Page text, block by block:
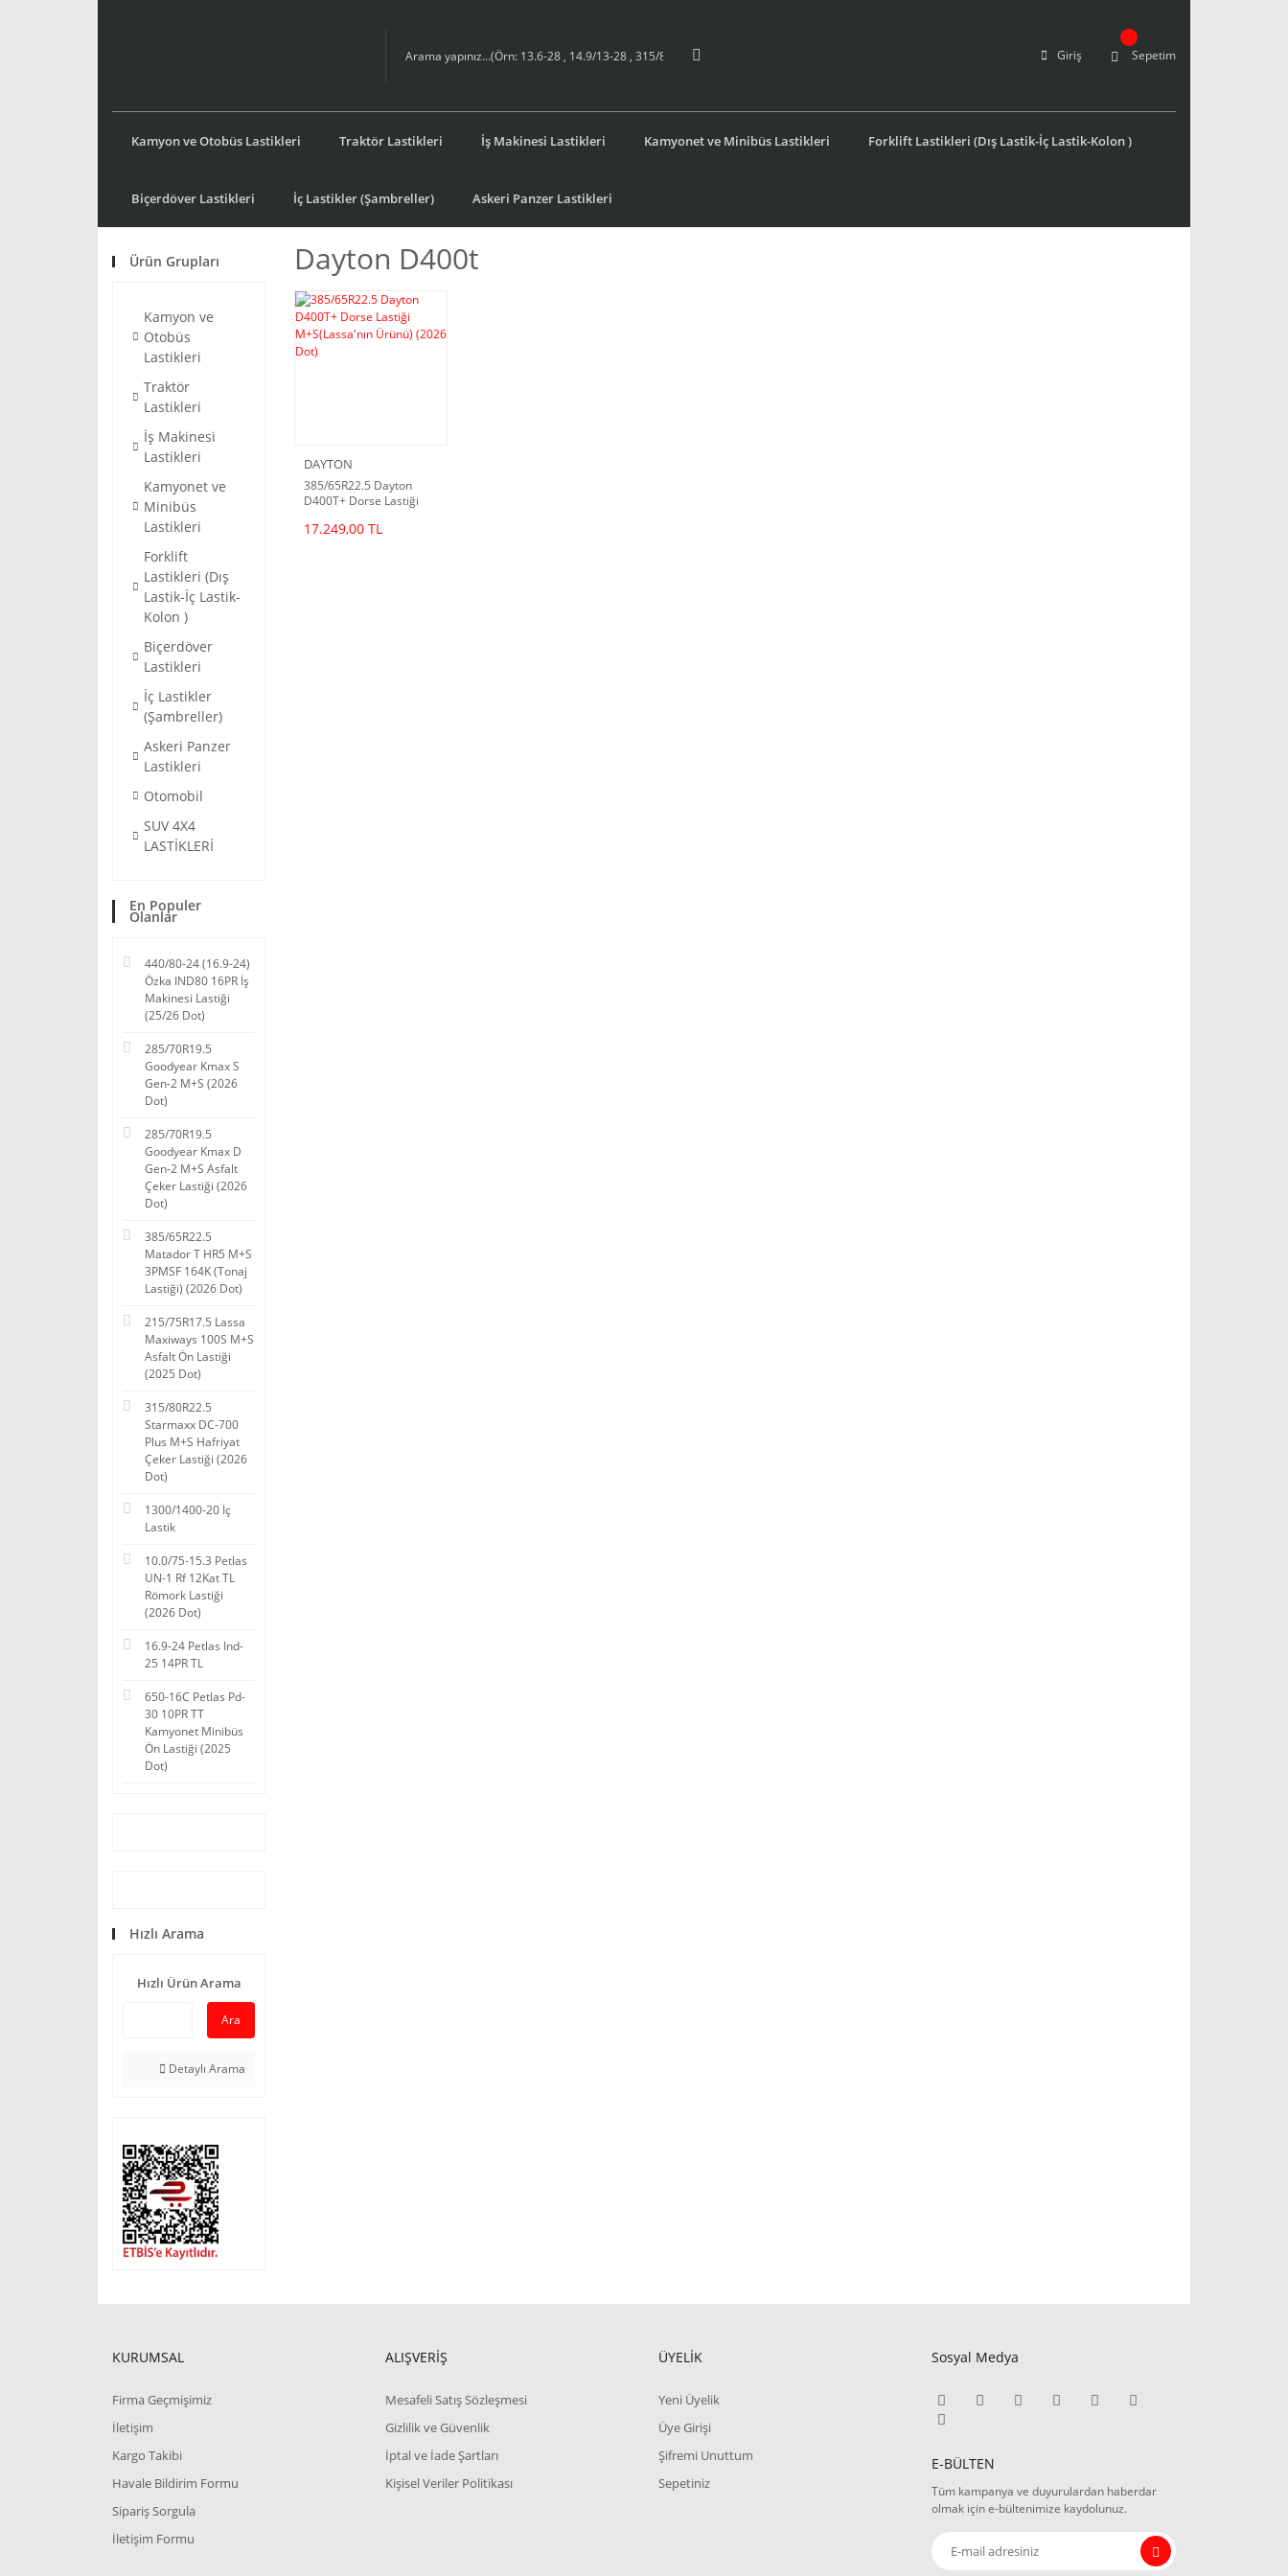
Giriş Sepetim
Kamyon ve Otobüs Lastikleri Traktör Lastikleri İş Makinesi Lastikleri Kamyonet ve Minibüs Lastikleri Forklift Lastikleri (Dış Lastik-İç Lastik-Kolon )
Biçerdöver Lastikleri İç Lastikler (Şambreller) Askeri Panzer Lastikleri
Ürün Grupları
Kamyon ve
Otobüs
Lastikleri
Traktör
Lastikleri
İş Makinesi
Lastikleri
Kamyonet ve
Minibüs
Lastikleri
Forklift
Lastikleri (Dış
Lastik-İç Lastik-
Kolon )
Biçerdöver
Lastikleri
İç Lastikler
(Şambreller)
Askeri Panzer
Lastikleri
Otomobil
SUV 4X4
LASTİKLERİ
En Populer
Olanlar
440/80-24 (16.9-24)
Özka IND80 16PR İş
Makinesi Lastiği
(25/26 Dot)
285/70R19.5
Goodyear Kmax S
Gen-2 M+S (2026
Dot)
285/70R19.5
Goodyear Kmax D
Gen-2 M+S Asfalt
Çeker Lastiği (2026
Dot)
385/65R22.5
Matador T HR5 M+S
3PMSF 164K (Tonaj
Lastiği) (2026 Dot)
215/75R17.5 Lassa
Maxiways 100S M+S
Asfalt Ön Lastiği
(2025 Dot)
315/80R22.5
Starmaxx DC-700
Plus M+S Hafriyat
Çeker Lastiği (2026
Dot)
1300/1400-20 İç
Lastik
10.0/75-15.3 Petlas
UN-1 Rf 12Kat TL
Römork Lastiği
(2026 Dot)
16.9-24 Petlas Ind-
25 14PR TL
650-16C Petlas Pd-
30 10PR TT
Kamyonet Minibüs
Ön Lastiği (2025
Dot)
Hızlı Arama
Hızlı Ürün Arama
Ara
Detaylı Arama
Dayton D400t
DAYTON
385/65R22.5 Dayton
D400T+ Dorse Lastiği
(2026 Dot)
17.249,00 TL
KURUMSAL
Firma Geçmişimiz
İletişim
Kargo Takibi
Havale Bildirim Formu
Sipariş Sorgula
İletişim Formu
ALIŞVERİŞ
Mesafeli Satış Sözleşmesi
Gizlilik ve Güvenlik
İptal ve İade Şartları
Kişisel Veriler Politikası
ÜYELİK
Yeni Üyelik
Üye Girişi
Şifremi Unuttum
Sepetiniz
Sosyal Medya
E-BÜLTEN
Tüm kampanya ve duyurulardan haberdar
olmak için e-bültenimize kaydolunuz.